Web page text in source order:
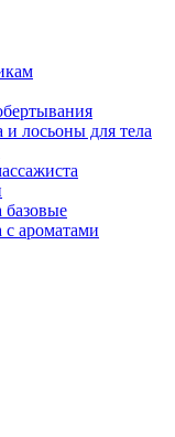
лосьоны для тела
ароматами